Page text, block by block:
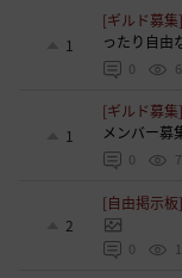
1
[ギルド募集]
ったり自由
0
1
[ギルド募集]
メンバー募
0
2
[自由掲示板]
0